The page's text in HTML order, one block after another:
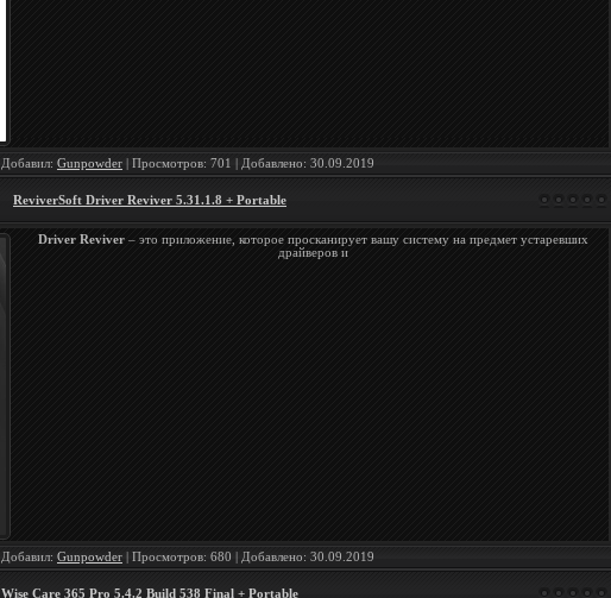
Добавил: Gunpowder | Просмотров: 701 | Добавлено: 30.09.2019
ReviverSoft Driver Reviver 5.31.1.8 + Portable
Driver Reviver – это приложение, которое просканирует вашу систему на предмет устаревших
драйверов и
Добавил: Gunpowder | Просмотров: 680 | Добавлено: 30.09.2019
Wise Care 365 Pro 5.4.2 Build 538 Final + Portable